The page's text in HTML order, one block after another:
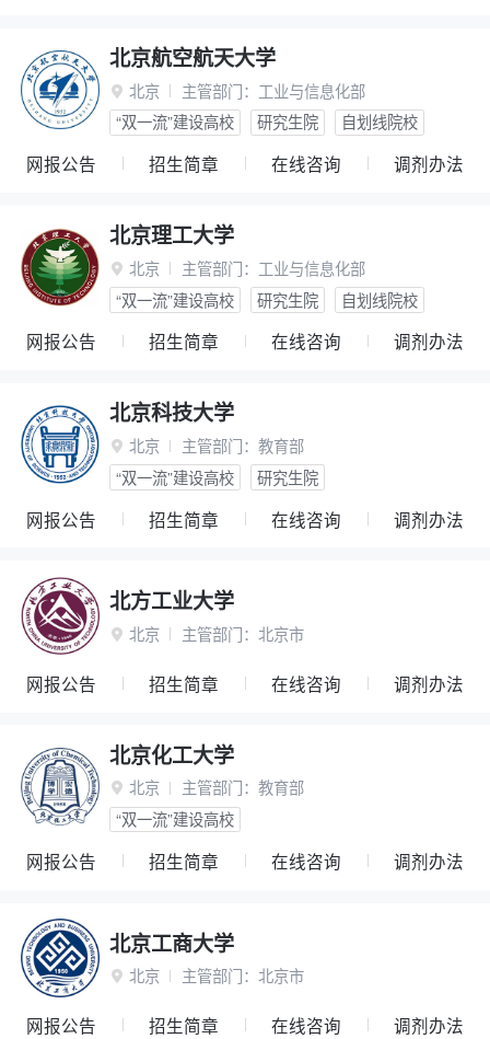
北京航空航天大学
 北京 主管部门： 工业与信息化部
“双一流”建设高校
研究生院 自划线院校
网报公告 招生简章 在线咨询 调剂办法
北京理工大学
 北京 主管部门： 工业与信息化部
“双一流”建设高校
研究生院 自划线院校
网报公告 招生简章 在线咨询 调剂办法
北京科技大学
 北京 主管部门： 教育部
“双一流”建设高校
研究生院
网报公告 招生简章 在线咨询 调剂办法
北方工业大学
 北京 主管部门： 北京市
网报公告 招生简章 在线咨询 调剂办法
北京化工大学
 北京 主管部门： 教育部
“双一流”建设高校
网报公告 招生简章 在线咨询 调剂办法
北京工商大学
 北京 主管部门： 北京市
网报公告 招生简章 在线咨询 调剂办法